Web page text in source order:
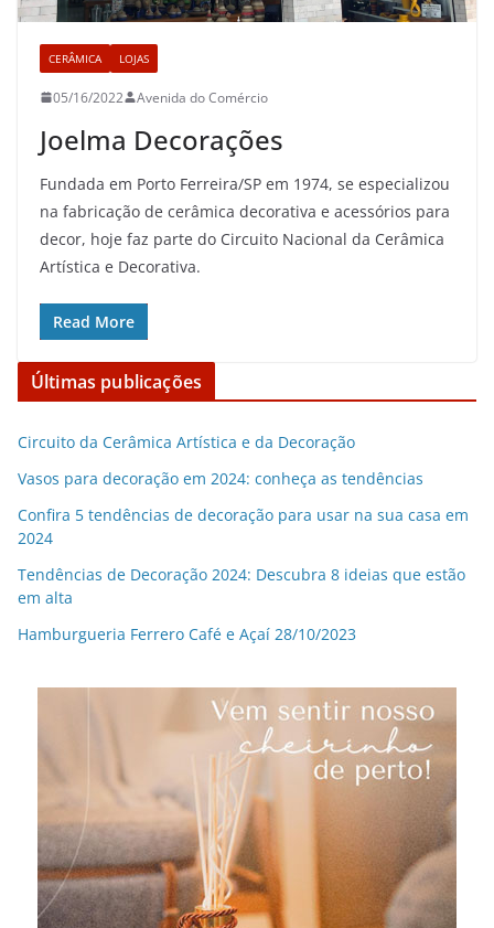
CERÂMICA LOJAS
05/16/2022 Avenida do Comércio
Joelma Decorações
Fundada em Porto Ferreira/SP em 1974, se especializou
na fabricação de cerâmica decorativa e acessórios para
decor, hoje faz parte do Circuito Nacional da Cerâmica
Artística e Decorativa.
Read More
Últimas publicações
Circuito da Cerâmica Artística e da Decoração
Vasos para decoração em 2024: conheça as tendências
Confira 5 tendências de decoração para usar na sua casa em
2024
Tendências de Decoração 2024: Descubra 8 ideias que estão
em alta
Hamburgueria Ferrero Café e Açaí 28/10/2023